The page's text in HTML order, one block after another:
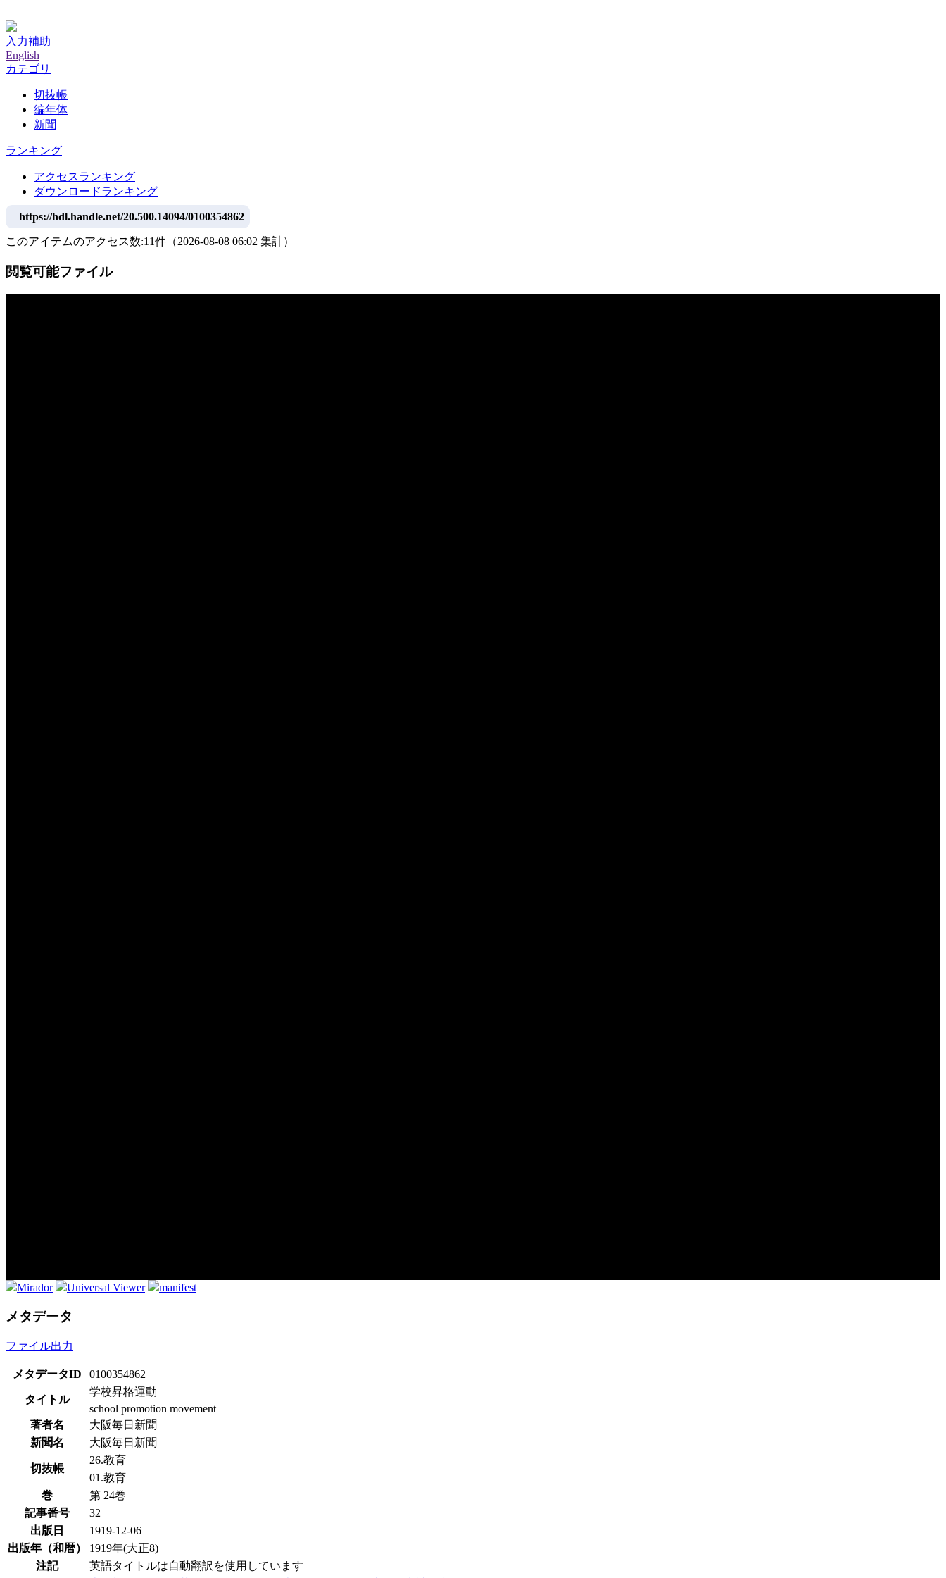
入力補助
English
カテゴリ
切抜帳
編年体
新聞
ランキング
アクセスランキング
ダウンロードランキング
https://hdl.handle.net/20.500.14094/0100354862
このアイテムのアクセス数:11件 （2026-08-08 06:02 集計）
閲覧可能ファイル
Mirador Universal Viewer manifest
メタデータ
ファイル出力
メタデータID 0100354862
タイトル
学校昇格運動
school promotion movement
著者名
大阪毎日新聞
新聞名
大阪毎日新聞
切抜帳
26.教育
01.教育
巻
第 24巻
記事番号
32
出版日
1919-12-06
出版年（和暦）
1919年(大正8)
注記
英語タイトルは自動翻訳を使用しています